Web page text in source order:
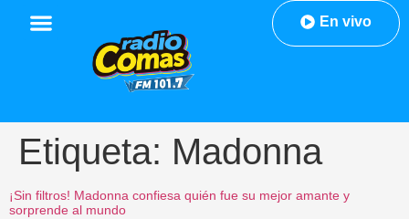
En vivo
Etiqueta: Madonna
¡Sin filtros! Madonna confiesa quién fue su mejor amante y
sorprende al mundo